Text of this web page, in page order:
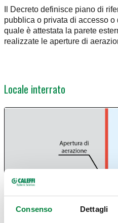
Consenso Dettagli
Il Decreto definisce piano di
pubblica o privata di accesso o
quale è attestata la parete
realizzate le aperture di
Locale interrato